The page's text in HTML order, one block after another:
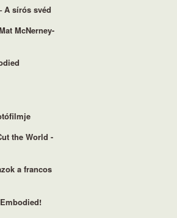
A sírós svéd
McNerney-
the World -
a francos